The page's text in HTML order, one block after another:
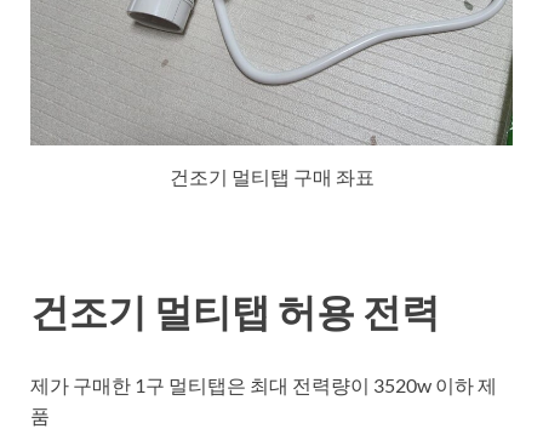
건조기 멀티탭 구매 좌표
건조기 멀티탭 허용 전력
제가 구매한 1구 멀티탭은 최대 전력량이 3520w 이하 제
품